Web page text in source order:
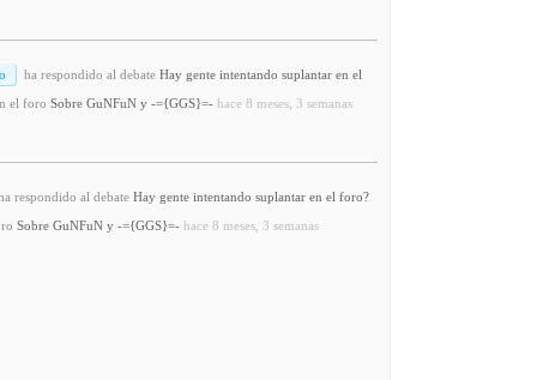
ha respondido al debate Hay gente intentando suplantar en el
el foro Sobre GuNFuN y -={GGS}=- hace 8 meses, 3 semanas
respondido al debate Hay gente intentando suplantar en el foro?
Sobre GuNFuN y -={GGS}=- hace 8 meses, 3 semanas